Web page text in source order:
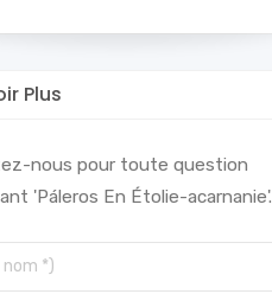
Plus
nous pour toute question
'Páleros En Étolie-acarnanie'.